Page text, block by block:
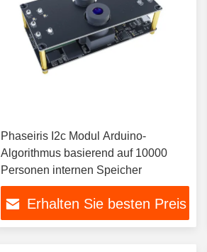
Phaseiris I2c Modul Arduino-
Algorithmus basierend auf 10000
Personen internen Speicher
Erhalten Sie besten Preis